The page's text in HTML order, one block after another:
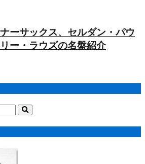
ーサックス、セルダン・パウ
ー・ラウズの名盤紹介